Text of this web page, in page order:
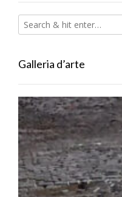
Galleria d’arte